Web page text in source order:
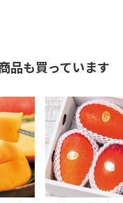
品も買っています